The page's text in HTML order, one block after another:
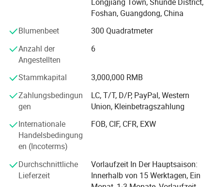
dieser Stuhl viel Platz für Ganzkörperentspannung. Ob Sie
sitzen oder liegen, genießen Sie vollen Komfort, ohne sich
Momente zu Hause.
Ergonomische Unterstützung:
Konturen des Sitzes sowie die konkave, geschwungene
Rückenlehne tragen sanft zum Körperbau bei. Dieses
durchdachte Design sorgt für engen, vollen Halt und passt
sich perfekt der Körperform und Dichte an und sorgt so für
ein anschmiegsam anliegendes Tragegefühl.
Matratzen, Couchtische, Esstische, Essstühle, Freizeit-
"Kufanda"Einhaltung der Geschäftsphilosophie
"Preisvorteil, Qualitätssicherung, Service zuerst" und bieten
Kunden mit kostengünstigen Produkten durch Innovation,
Europa, Amerika, Südostasien, dem Nahen Osten und
anderen Regionen exportiert, Und wir bauen weiterhin neue
Märkte und Produktlinien aus, um unseren Kunden
diversifizierte und personalisierte Dienstleistungen zu
bieten.
Foshan, Guangdong, China
Blumenbeet
300 Quadratmeter
Anzahl der
Angestellten
6
Stammkapital
3,000,000 RMB
Zahlungsbedingun
gen
LC, T/T, D/P, PayPal, Western
Union, Kleinbetragszahlung
Internationale
Handelsbedingung
en (Incoterms)
FOB, CIF, CFR, EXW
Durchschnittliche
Lieferzeit
Vorlaufzeit In Der Hauptsaison:
Innerhalb von 15 Werktagen, Ein